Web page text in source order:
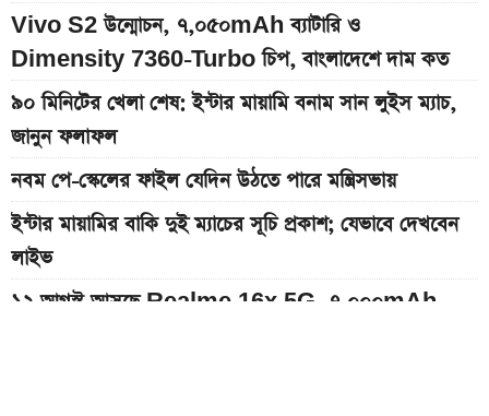
Vivo S2 উন্মোচন, ৭,০৫০mAh ব্যাটারি ও
Dimensity 7360-Turbo চিপ, বাংলাদেশে দাম কত
৯০ মিনিটের খেলা শেষ: ইন্টার মায়ামি বনাম সান লুইস ম্যাচ,
জানুন ফলাফল
নবম পে-স্কেলের ফাইল যেদিন উঠতে পারে মন্ত্রিসভায়
ইন্টার মায়ামির বাকি দুই ম্যাচের সূচি প্রকাশ; যেভাবে দেখবেন
লাইভ
১২ আগস্ট আসছে Realme 16x 5G, ৭,০০০mAh